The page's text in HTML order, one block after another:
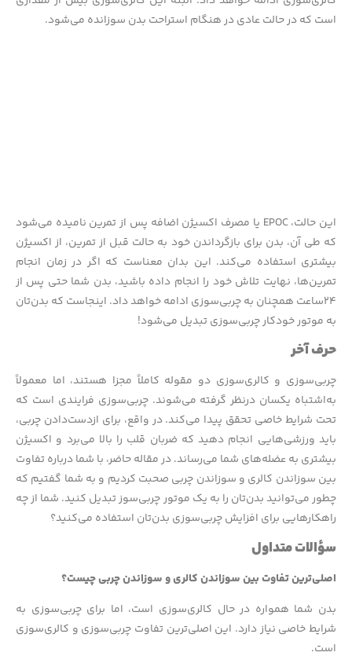
است که در حالت عادی در هنگام استراحت بدن سوزانده می‌شود.
این حالت، EPOC یا مصرف اکسیژن اضافه پس از تمرین نامیده می‌شود
که طی آن، بدن برای بازگرداندن خود به حالت قبل از تمرین، از اکسیژن
بیشتری استفاده می‌کند. این بدان معناست که اگر در زمان انجام
تمرین‌ها، نهایت تلاش خود را انجام داده باشید، بدن شما حتی پس از
۲۴ساعت همچنان به چربی‌سوزی ادامه خواهد داد. اینجاست که بدن‌تان
به موتور خودکار چربی‌سوزی تبدیل می‌شود!
حرف آخر
چربی‌سوزی و کالری‌سوزی دو مقوله کاملاً مجزا هستند، اما معمولاً
به‌اشتباه یکسان درنظر گرفته می‌شوند. چربی‌سوزی فرایندی است که
تحت شرایط خاصی تحقق پیدا می‌کند. در واقع، برای ازدست‌دادن چربی،
باید ورزشی‌هایی انجام دهید که ضربان قلب را بالا می‌برد و اکسیژن
بیشتری به عضله‌های شما می‌رساند. در مقاله حاضر، با شما درباره تفاوت
بین سوزاندن کالری و سوزاندن چربی صحبت کردیم و به شما گفتیم که
چطور می‌توانید بدن‌تان را به یک موتور چربی‌سوز تبدیل کنید. شما از چه
راهکارهایی برای افزایش چربی‌سوزی بدن‌تان استفاده می‌کنید؟
سؤالات متداول
اصلی‌ترین تفاوت بین سوزاندن کالری و سوزاندن چربی چیست؟
بدن شما همواره در حال کالری‌سوزی است، اما برای چربی‌سوزی به
شرایط خاصی نیاز دارد. این اصلی‌ترین تفاوت چربی‌سوزی و کالری‌سوزی
است.